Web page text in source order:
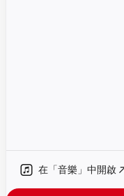
在「音樂」中開啟